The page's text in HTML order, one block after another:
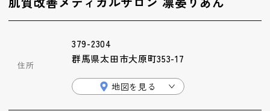
角質ケア｜ポレーシ
住所
379-2304
群馬県太田市大原町353-17
地図を見る